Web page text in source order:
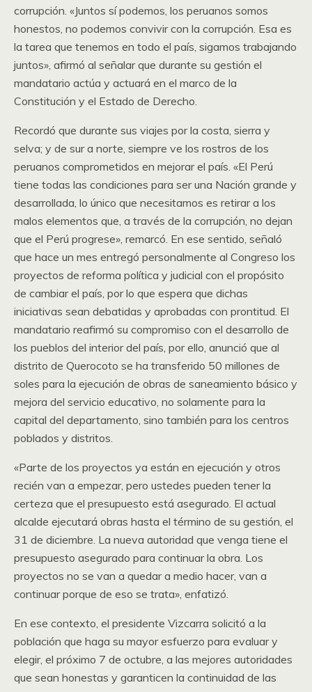
corrupción. «Juntos sí podemos, los peruanos somos
honestos, no podemos convivir con la corrupción. Esa es
la tarea que tenemos en todo el país, sigamos trabajando
juntos», afirmó al señalar que durante su gestión el
mandatario actúa y actuará en el marco de la
Constitución y el Estado de Derecho.
Recordó que durante sus viajes por la costa, sierra y
selva; y de sur a norte, siempre ve los rostros de los
peruanos comprometidos en mejorar el país. «El Perú
tiene todas las condiciones para ser una Nación grande y
desarrollada, lo único que necesitamos es retirar a los
malos elementos que, a través de la corrupción, no dejan
que el Perú progrese», remarcó. En ese sentido, señaló
que hace un mes entregó personalmente al Congreso los
proyectos de reforma política y judicial con el propósito
de cambiar el país, por lo que espera que dichas
iniciativas sean debatidas y aprobadas con prontitud. El
mandatario reafirmó su compromiso con el desarrollo de
los pueblos del interior del país, por ello, anunció que al
distrito de Querocoto se ha transferido 50 millones de
soles para la ejecución de obras de saneamiento básico y
mejora del servicio educativo, no solamente para la
capital del departamento, sino también para los centros
poblados y distritos.
«Parte de los proyectos ya están en ejecución y otros
recién van a empezar, pero ustedes pueden tener la
certeza que el presupuesto está asegurado. El actual
alcalde ejecutará obras hasta el término de su gestión, el
31 de diciembre. La nueva autoridad que venga tiene el
presupuesto asegurado para continuar la obra. Los
proyectos no se van a quedar a medio hacer, van a
continuar porque de eso se trata», enfatizó.
En ese contexto, el presidente Vizcarra solicitó a la
población que haga su mayor esfuerzo para evaluar y
elegir, el próximo 7 de octubre, a las mejores autoridades
que sean honestas y garanticen la continuidad de las